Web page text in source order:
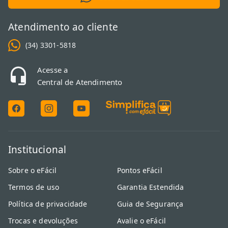
evitando chuviscos ou falhas de conexão que prejudicam a sua
imersão completa.</p>
Atendimento ao cliente
(34) 3301-5818
Acesse a
Central de Atendimento
Institucional
Sobre o eFácil
Termos de uso
Política de privacidade
Trocas e devoluções
Pontos eFácil
Garantia Estendida
Guia de Segurança
Avalie o eFácil